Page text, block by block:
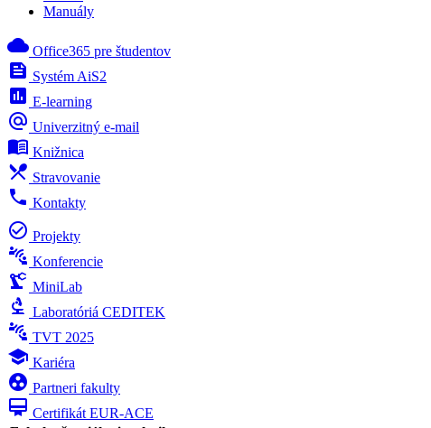
Manuály
cloud Office365 pre študentov
feed Systém AiS2
poll E-learning
alternate_email Univerzitný e-mail
menu_book Knižnica
local_dining Stravovanie
phone Kontakty
check_circle_outline Projekty
connect_without_contact Konferencie
precision_manufacturing MiniLab
biotech Laboratóriá CEDITEK
connect_without_contact TVT 2025
school Kariéra
group_work Partneri fakulty
card_membership Certifikát EUR-ACE